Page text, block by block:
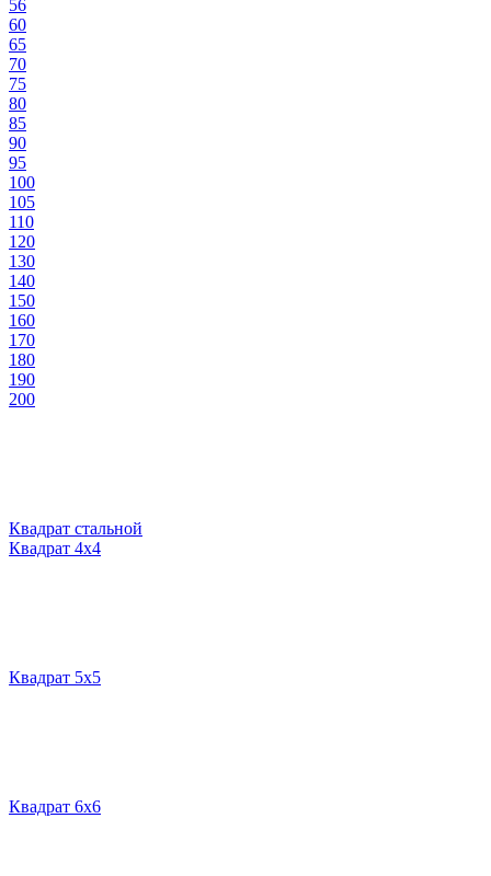
56
60
65
70
75
80
85
90
95
100
105
110
120
130
140
150
160
170
180
190
200
Квадрат стальной
Квадрат 4х4
Квадрат 5х5
Квадрат 6х6